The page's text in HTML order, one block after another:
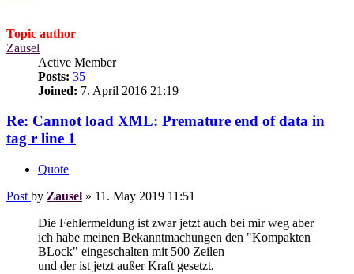
Topic author
Zausel
Active Member
Posts: 35
Joined: 7. April 2016 21:19
Re: Cannot load XML: Premature end of data in
tag r line 1
Quote
Post by Zausel » 11. May 2019 11:51
Die Fehlermeldung ist zwar jetzt auch bei mir weg aber
ich habe meinen Bekanntmachungen den "Kompakten
BLock" eingeschalten mit 500 Zeilen
und der ist jetzt außer Kraft gesetzt.